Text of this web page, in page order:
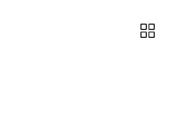
có thể chốt giao dịch ngay trong